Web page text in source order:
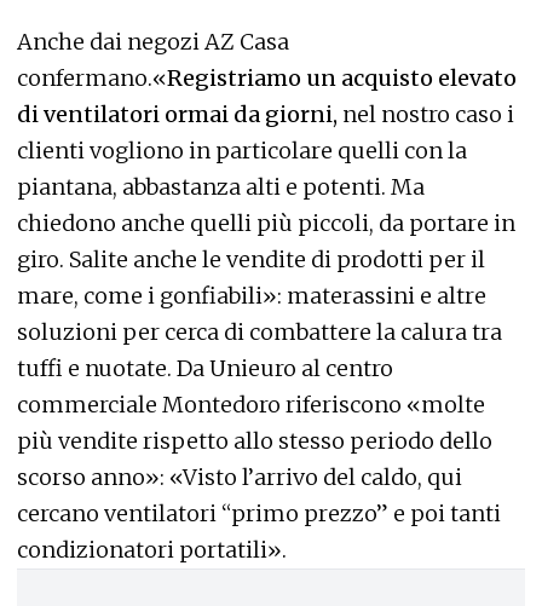
Anche dai negozi AZ Casa
confermano.«Registriamo un acquisto elevato
di ventilatori ormai da giorni, nel nostro caso i
clienti vogliono in particolare quelli con la
piantana, abbastanza alti e potenti. Ma
chiedono anche quelli più piccoli, da portare in
giro. Salite anche le vendite di prodotti per il
mare, come i gonfiabili»: materassini e altre
soluzioni per cerca di combattere la calura tra
tuffi e nuotate. Da Unieuro al centro
commerciale Montedoro riferiscono «molte
più vendite rispetto allo stesso periodo dello
scorso anno»: «Visto l’arrivo del caldo, qui
cercano ventilatori “primo prezzo” e poi tanti
condizionatori portatili».